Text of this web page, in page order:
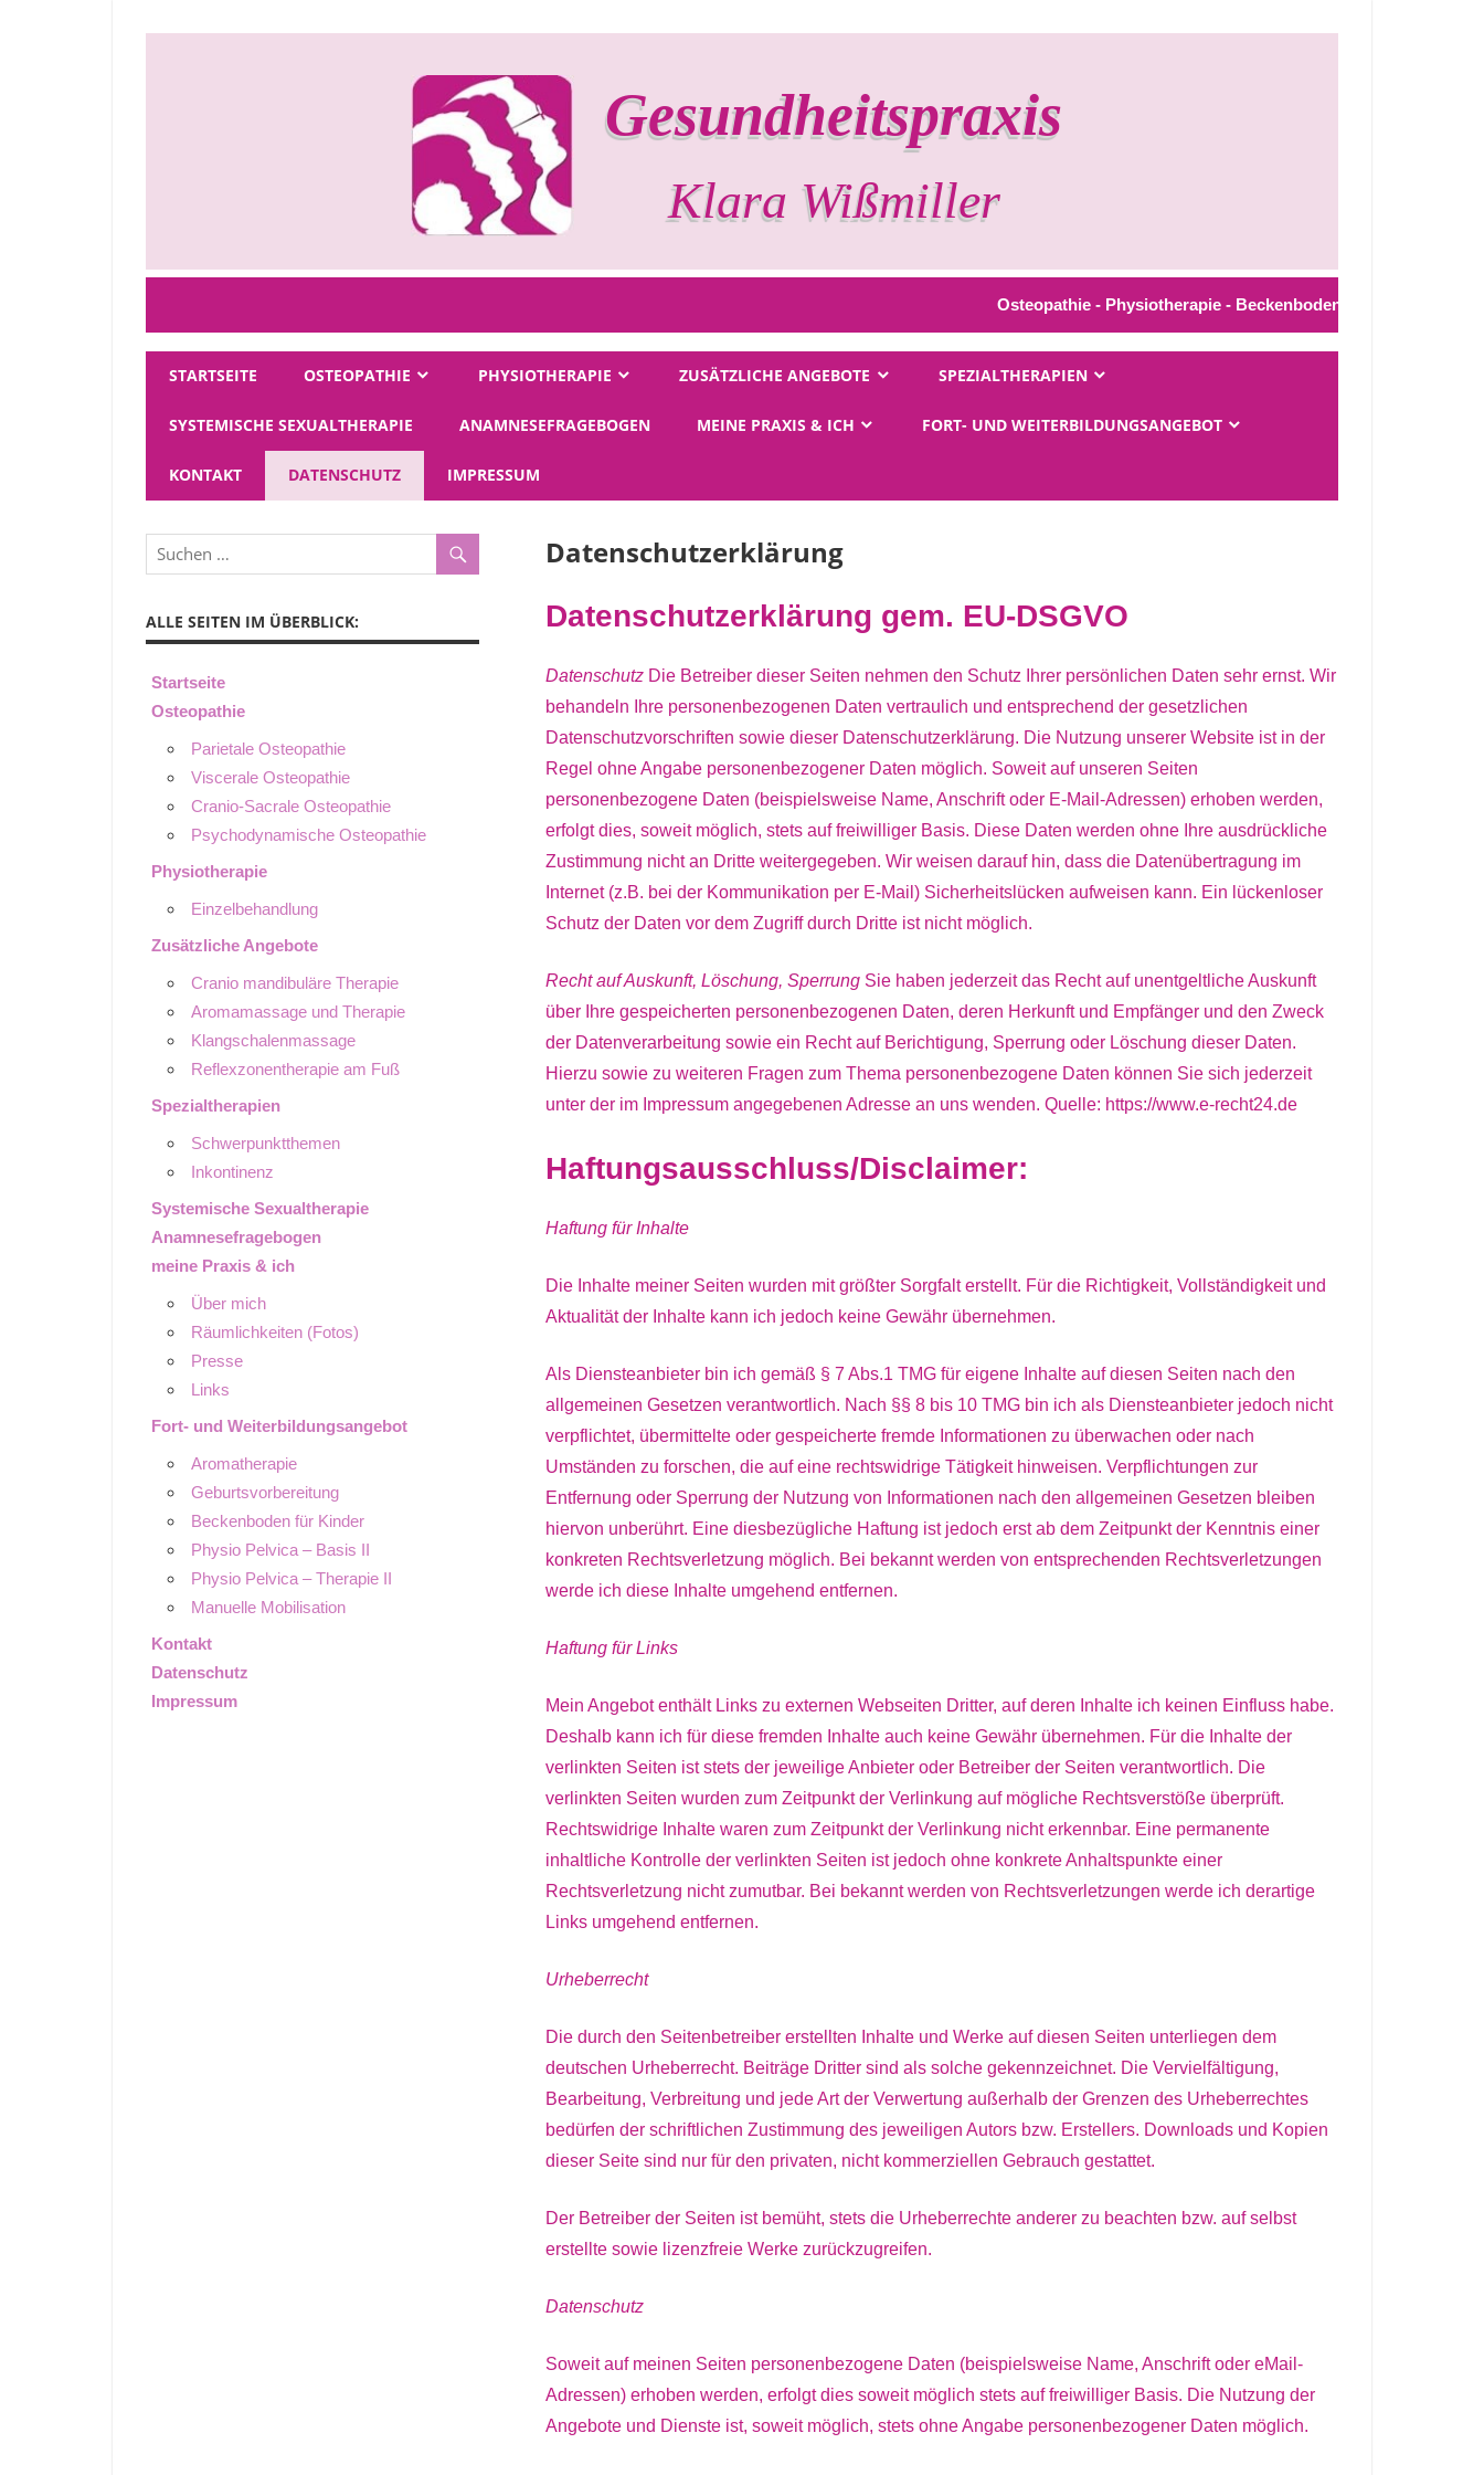
Gesundheitspraxis
Klara
Wißmiller
Osteopathie - Physiotherapie - Beckenbodentherapie - Physio-Pelvica
STARTSEITE OSTEOPATHIE PHYSIOTHERAPIE ZUSÄTZLICHE ANGEBOTE SPEZIALTHERAPIEN
SYSTEMISCHE SEXUALTHERAPIE ANAMNESEFRAGEBOGEN MEINE PRAXIS & ICH FORT- UND WEITERBILDUNGSANGEBOT
KONTAKT DATENSCHUTZ IMPRESSUM
Datenschutzerklärung
Datenschutzerklärung gem. EU-DSGVO
Datenschutz Die Betreiber dieser Seiten nehmen den Schutz Ihrer persönlichen Daten sehr ernst. Wir
behandeln Ihre personenbezogenen Daten vertraulich und entsprechend der gesetzlichen
Datenschutzvorschriften sowie dieser Datenschutzerklärung. Die Nutzung unserer Website ist in der
Regel ohne Angabe personenbezogener Daten möglich. Soweit auf unseren Seiten
personenbezogene Daten (beispielsweise Name, Anschrift oder E-Mail-Adressen) erhoben werden,
erfolgt dies, soweit möglich, stets auf freiwilliger Basis. Diese Daten werden ohne Ihre ausdrückliche
Zustimmung nicht an Dritte weitergegeben. Wir weisen darauf hin, dass die Datenübertragung im
Internet (z.B. bei der Kommunikation per E-Mail) Sicherheitslücken aufweisen kann. Ein lückenloser
Schutz der Daten vor dem Zugriff durch Dritte ist nicht möglich.
Recht auf Auskunft, Löschung, Sperrung Sie haben jederzeit das Recht auf unentgeltliche Auskunft
über Ihre gespeicherten personenbezogenen Daten, deren Herkunft und Empfänger und den Zweck
der Datenverarbeitung sowie ein Recht auf Berichtigung, Sperrung oder Löschung dieser Daten.
Hierzu sowie zu weiteren Fragen zum Thema personenbezogene Daten können Sie sich jederzeit
unter der im Impressum angegebenen Adresse an uns wenden. Quelle: https://www.e-recht24.de
Haftungsausschluss/Disclaimer:
Haftung für Inhalte
Die Inhalte meiner Seiten wurden mit größter Sorgfalt erstellt. Für die Richtigkeit, Vollständigkeit und
Aktualität der Inhalte kann ich jedoch keine Gewähr übernehmen.
Als Diensteanbieter bin ich gemäß § 7 Abs.1 TMG für eigene Inhalte auf diesen Seiten nach den
allgemeinen Gesetzen verantwortlich. Nach §§ 8 bis 10 TMG bin ich als Diensteanbieter jedoch nicht
verpflichtet, übermittelte oder gespeicherte fremde Informationen zu überwachen oder nach
Umständen zu forschen, die auf eine rechtswidrige Tätigkeit hinweisen. Verpflichtungen zur
Entfernung oder Sperrung der Nutzung von Informationen nach den allgemeinen Gesetzen bleiben
hiervon unberührt. Eine diesbezügliche Haftung ist jedoch erst ab dem Zeitpunkt der Kenntnis einer
konkreten Rechtsverletzung möglich. Bei bekannt werden von entsprechenden Rechtsverletzungen
werde ich diese Inhalte umgehend entfernen.
Haftung für Links
Mein Angebot enthält Links zu externen Webseiten Dritter, auf deren Inhalte ich keinen Einfluss habe.
Deshalb kann ich für diese fremden Inhalte auch keine Gewähr übernehmen. Für die Inhalte der
verlinkten Seiten ist stets der jeweilige Anbieter oder Betreiber der Seiten verantwortlich. Die
verlinkten Seiten wurden zum Zeitpunkt der Verlinkung auf mögliche Rechtsverstöße überprüft.
Rechtswidrige Inhalte waren zum Zeitpunkt der Verlinkung nicht erkennbar. Eine permanente
inhaltliche Kontrolle der verlinkten Seiten ist jedoch ohne konkrete Anhaltspunkte einer
Rechtsverletzung nicht zumutbar. Bei bekannt werden von Rechtsverletzungen werde ich derartige
Links umgehend entfernen.
Urheberrecht
Die durch den Seitenbetreiber erstellten Inhalte und Werke auf diesen Seiten unterliegen dem
deutschen Urheberrecht. Beiträge Dritter sind als solche gekennzeichnet. Die Vervielfältigung,
Bearbeitung, Verbreitung und jede Art der Verwertung außerhalb der Grenzen des Urheberrechtes
bedürfen der schriftlichen Zustimmung des jeweiligen Autors bzw. Erstellers. Downloads und Kopien
dieser Seite sind nur für den privaten, nicht kommerziellen Gebrauch gestattet.
Der Betreiber der Seiten ist bemüht, stets die Urheberrechte anderer zu beachten bzw. auf selbst
erstellte sowie lizenzfreie Werke zurückzugreifen.
Datenschutz
Soweit auf meinen Seiten personenbezogene Daten (beispielsweise Name, Anschrift oder eMail-
Adressen) erhoben werden, erfolgt dies soweit möglich stets auf freiwilliger Basis. Die Nutzung der
Angebote und Dienste ist, soweit möglich, stets ohne Angabe personenbezogener Daten möglich.
ALLE SEITEN IM ÜBERBLICK:
Startseite
Osteopathie
Parietale Osteopathie
Viscerale Osteopathie
Cranio-Sacrale Osteopathie
Psychodynamische Osteopathie
Physiotherapie
Einzelbehandlung
Zusätzliche Angebote
Cranio mandibuläre Therapie
Aromamassage und Therapie
Klangschalenmassage
Reflexzonentherapie am Fuß
Spezialtherapien
Schwerpunktthemen
Inkontinenz
Systemische Sexualtherapie
Anamnesefragebogen
meine Praxis & ich
Über mich
Räumlichkeiten (Fotos)
Presse
Links
Fort- und Weiterbildungsangebot
Aromatherapie
Geburtsvorbereitung
Beckenboden für Kinder
Physio Pelvica – Basis II
Physio Pelvica – Therapie II
Manuelle Mobilisation
Kontakt
Datenschutz
Impressum